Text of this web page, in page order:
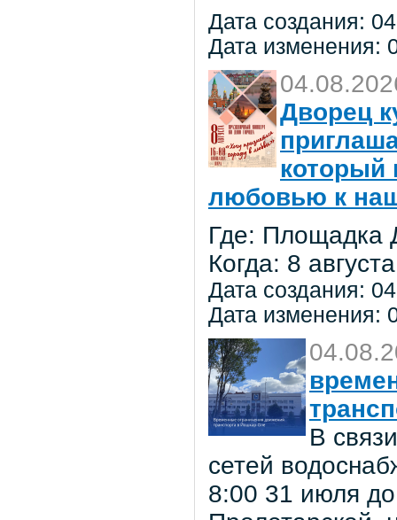
Дата создания:
Дата изменения:
Дворец
который
любовью к
Где: Площадка
Когда: 8
Дата создания:
Дата изменения:
В
сетей
8:00 31 июля